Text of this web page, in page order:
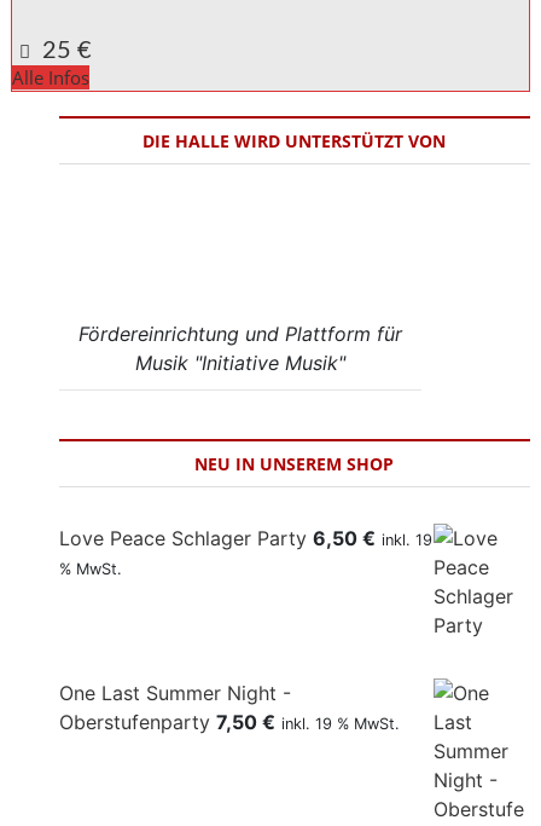
25 €
Alle Infos
DIE HALLE WIRD UNTERSTÜTZT VON
Fördereinrichtung und Plattform für
Musik "Initiative Musik"
NEU IN UNSEREM SHOP
Love Peace Schlager Party 6,50 € inkl. 19
% MwSt.
One Last Summer Night -
Oberstufenparty 7,50 € inkl. 19 % MwSt.